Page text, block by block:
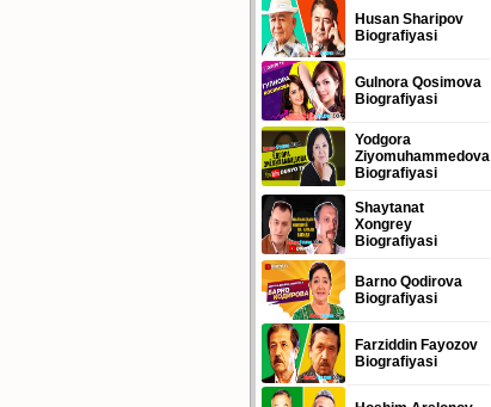
Husan Sharipov
Biografiyasi
Gulnora Qosimova
Biografiyasi
Yodgora
Ziyomuhammedova
Biografiyasi
Shaytanat
Xongrey
Biografiyasi
Barno Qodirova
Biografiyasi
Farziddin Fayozov
Biografiyasi